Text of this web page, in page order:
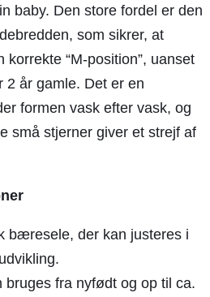
baby. Den store fordel er den
som sikrer, at
korrekte “M-position”, uanset
2 år gamle. Det er en
formen vask efter vask, og
små stjerner giver et strejf af
bæresele, der kan justeres i
bruges fra nyfødt og op til ca.